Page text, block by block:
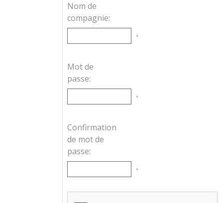
Nom de
compagnie:
*
Mot de
passe:
*
Confirmation
de mot de
passe:
*